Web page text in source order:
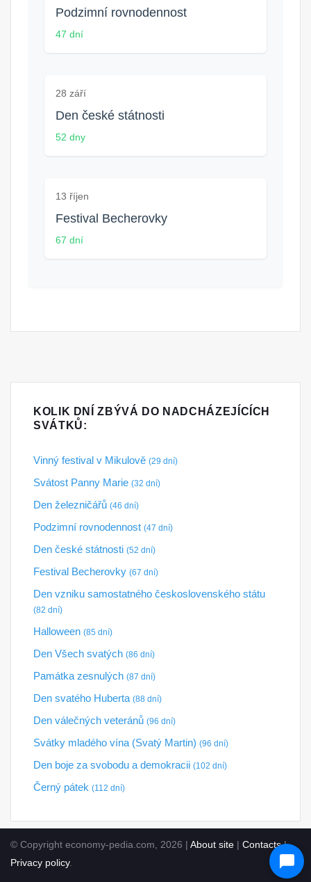
Podzimní rovnodennost
47 dní
28 září
Den české státnosti
52 dny
13 říjen
Festival Becherovky
67 dní
KOLIK DNÍ ZBÝVÁ DO NADCHÁZEJÍCÍCH
SVÁTKŮ:
Vinný festival v Mikulově (29 dní)
Svátost Panny Marie (32 dní)
Den železničářů (46 dní)
Podzimní rovnodennost (47 dní)
Den české státnosti (52 dní)
Festival Becherovky (67 dní)
Den vzniku samostatného československého státu
(82 dní)
Halloween (85 dní)
Den Všech svatých (86 dní)
Památka zesnulých (87 dní)
Den svatého Huberta (88 dní)
Den válečných veteránů (96 dní)
Svátky mladého vína (Svatý Martin) (96 dní)
Den boje za svobodu a demokracii (102 dní)
Černý pátek (112 dní)
© Copyright economy-pedia.com, 2026 | About site | Contacts|
Privacy policy.